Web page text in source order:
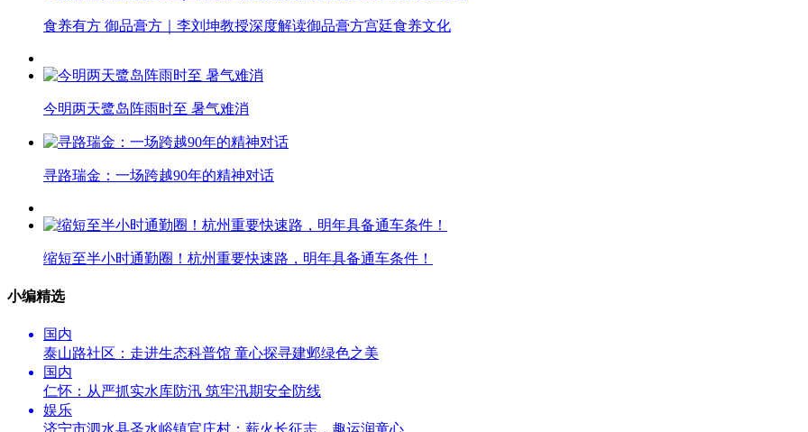
食养有方 御品膏方｜李刘坤教授深度解读御品膏方宫廷食养文化
今明两天鹭岛阵雨时至 暑气难消
寻路瑞金：一场跨越90年的精神对话
缩短至半小时通勤圈！杭州重要快速路，明年具备通车条件！
小编精选
国内
泰山路社区：走进生态科普馆 童心探寻建邺绿色之美
国内
仁怀：从严抓实水库防汛 筑牢汛期安全防线
娱乐
济宁市泗水县圣水峪镇官庄村：薪火长征志，趣运润童心